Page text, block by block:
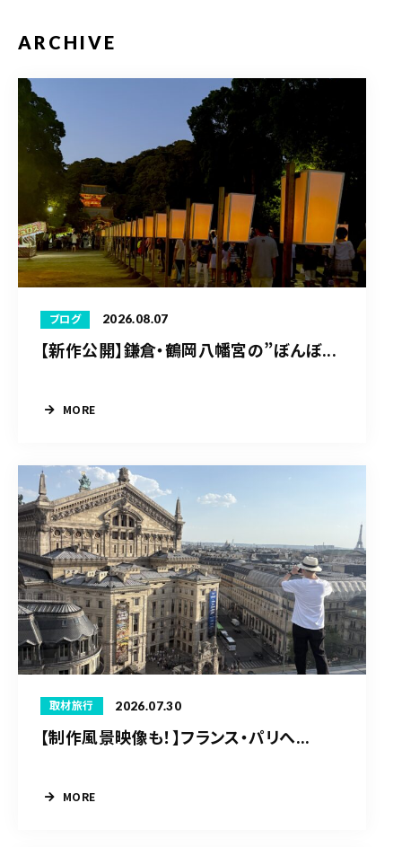
ARCHIVE
ブログ 2026.08.07
【新作公開】鎌倉・鶴岡八幡宮の”ぼんぼ...
MORE
取材旅行 2026.07.30
【制作風景映像も！】フランス・パリへ...
MORE